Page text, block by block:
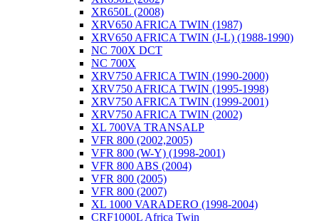
XR650L (2008)
XRV650 AFRICA TWIN (1987)
XRV650 AFRICA TWIN (J-L) (1988-1990)
NC 700X DCT
NC 700X
XRV750 AFRICA TWIN (1990-2000)
XRV750 AFRICA TWIN (1995-1998)
XRV750 AFRICA TWIN (1999-2001)
XRV750 AFRICA TWIN (2002)
XL 700VA TRANSALP
VFR 800 (2002,2005)
VFR 800 (W-Y) (1998-2001)
VFR 800 ABS (2004)
VFR 800 (2005)
VFR 800 (2007)
XL 1000 VARADERO (1998-2004)
CRF1000L Africa Twin